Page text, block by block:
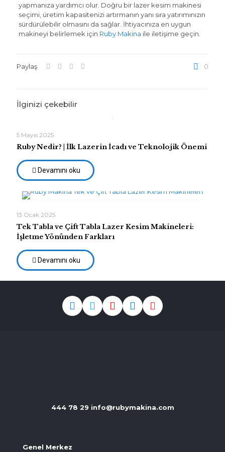
yapmanıza yardımcı olur. Doğru bir lazer kesim makinesi
seçimi, üretim kapasitenizi artırmanın yanı sıra yatırımınızın
sürdürülebilir olmasını da sağlar. İhtiyacınıza en uygun
makineyi belirlemek için Ruby Makina ile iletişime geçin.
Paylaş 0
İlginizi çekebilir
5 Mayıs 2025
Ruby Nedir? | İlk Lazerin İcadı ve Teknolojik Önemi
Devamını oku
13 Ocak 2025
Tek Tabla ve Çift Tabla Lazer Kesim Makineleri:
İşletme Yönünden Farkları
Devamını oku
444 78 29 info@rubymakina.com
Genel Merkez